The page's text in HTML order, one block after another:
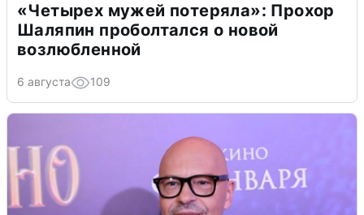
«Четырех мужей потеряла»: Прохор
Шаляпин проболтался о новой
возлюбленной
6 августа 109